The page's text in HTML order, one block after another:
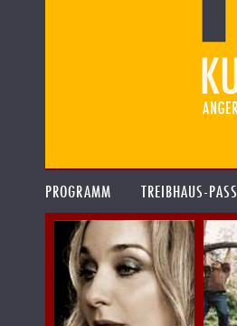
PROGRAMM TREIBHAUS-PASS